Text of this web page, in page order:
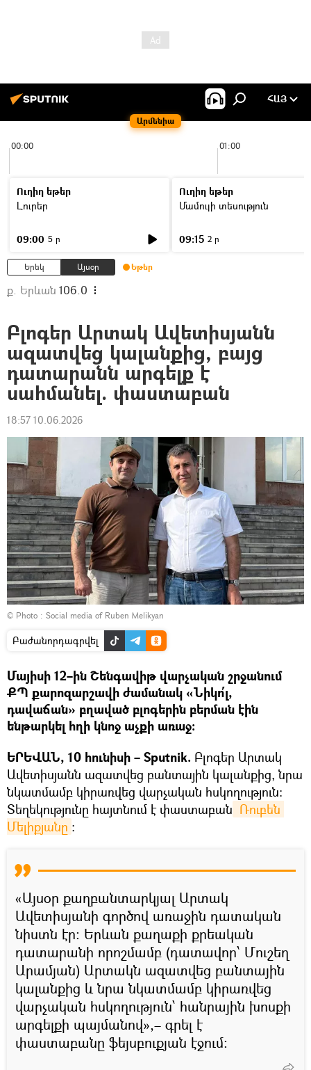
Արմենիա
ՀԱՅ
00:00 01:00
Ուղիղ եթեր
Լուրեր
09:00 5 ր
Ուղիղ եթեր
Մամուլի տեսություն
09:15 2 ր
Երեկ Այսօր Եթեր
ք. Երևան 106.0
Բլոգեր Արտակ Ավետիսյանն
ազատվեց կալանքից, բայց
դատարանն արգելք է
սահմանել. փաստաբան
18:57 10.06.2026
© Photo : Social media of Ruben Melikyan
Բաժանորդագրվել
Մայիսի 12–ին Շենգավիթ վարչական շրջանում
ՔՊ քարոզարշավի ժամանակ «Նիկո՛լ,
դավաճան» բղաված բլոգերին բերման էին
ենթարկել հղի կնոջ աչքի առաջ։
ԵՐԵՎԱՆ, 10 հունիսի – Sputnik. Բլոգեր Արտակ
Ավետիսյանն ազատվեց բանտային կալանքից, նրա
նկատմամբ կիրառվեց վարչական հսկողություն։
Տեղեկությունը հայտնում է փաստաբան Ռուբեն
Մելիքյանը ։
«Այսօր քաղբանտարկյալ Արտակ
Ավետիսյանի գործով առաջին դատական
նիստն էր։ Երևան քաղաքի քրեական
դատարանի որոշմամբ (դատավոր՝ Մուշեղ
Արամյան) Արտակն ազատվեց բանտային
կալանքից և նրա նկատմամբ կիրառվեց
վարչական հսկողություն՝ հանրային խոսքի
արգելքի պայմանով»,– գրել է
փաստաբանը ֆեյսբուքյան էջում։